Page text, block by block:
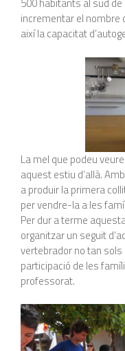
incrementar el nombre
així la capacitat
La mel que podeu
aquest estiu d’allà.
a produir la primera
per vendre-la a les
Per dur a terme
organitzar un seguit
vertebrador no tan
participació de les
professorat.